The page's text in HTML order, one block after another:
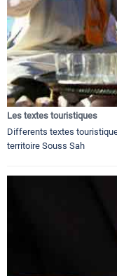
Les textes touristiques
Differents textes
territoire Souss Sah